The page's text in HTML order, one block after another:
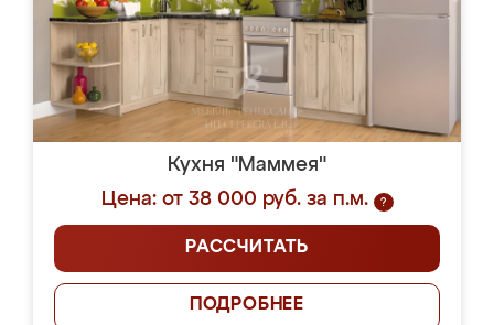
Кухня "Маммея"
Цена: от 38 000 руб. за п.м.
?
РАССЧИТАТЬ
ПОДРОБНЕЕ